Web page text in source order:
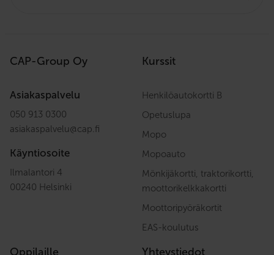
CAP-Group Oy
Asiakaspalvelu
050 913 0300
asiakaspalvelu@cap.fi
Käyntiosoite
Ilmalantori 4
00240 Helsinki
Kurssit
Henkilöautokortti B
Opetuslupa
Mopo
Mopoauto
Mönkijäkortti, traktorikortti,
moottorikelkkakortti
Moottoripyöräkortit
EAS-koulutus
Oppilaille Yhteystiedot